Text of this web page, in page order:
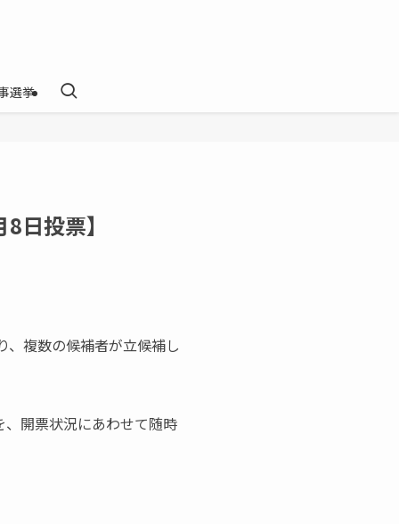
選挙
日投票】
、複数の候補者が立候補し
開票状況にあわせて随時